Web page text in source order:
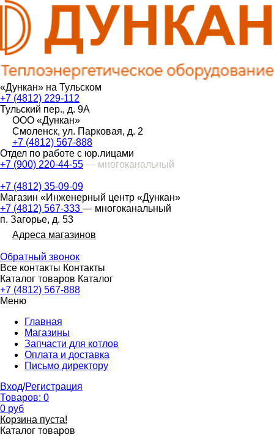
«Дункан» на Тульском
+7 (4812) 229-112
Тульский пер., д. 9А
ООО «Дункан»
Смоленск, ул. Парковая, д. 2
+7 (4812) 567-888
Отдел по работе с юр.лицами
+7 (900) 220-44-55 — многоканальный
+7 (4812) 35-09-09
Магазин «Инженерный центр «Дункан»
+7 (4812) 567-333 — многоканальный
п. Загорье, д. 53
Адреса магазинов
Обратный звонок
Все контакты Контакты
Каталог товаров Каталог
+7 (4812) 567-888
Меню
Главная
Магазины
Запчасти для котлов
Оплата и доставка
Письмо директору
Вход/Регистрация
Товаров: 0
0 руб
Корзина пуста!
Каталог товаров